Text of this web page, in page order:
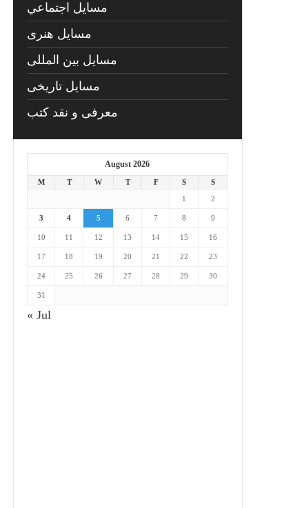
مسايل اجتماعي
مسايل هنری
مسایل بین المللی
مسایل تاریخی
معرفی و نقد کتب
August 2026
M T W T F S
S
1
2
3 4 5 6 7 8 9
10 11 12 13 14 15 16
17 18 19 20 21 22 23
24 25 26 27 28 29 30
31
« Jul